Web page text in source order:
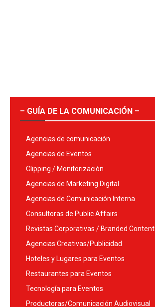
– GUÍA DE LA COMUNICACIÓN –
Agencias de comunicación
Agencias de Eventos
Clipping / Monitorización
Agencias de Marketing Digital
Agencias de Comunicación Interna
Consultoras de Public Affairs
Revistas Corporativas / Branded Content
Agencias Creativas/Publicidad
Hoteles y Lugares para Eventos
Restaurantes para Eventos
Tecnología para Eventos
Productoras/Comunicación Audiovisual